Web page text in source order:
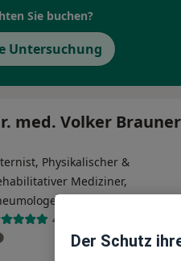
Sie buchen?
Untersuchung
med. Volker Brauner
Physikalischer &
Mediziner,
44 Bewertungen
Der Schutz